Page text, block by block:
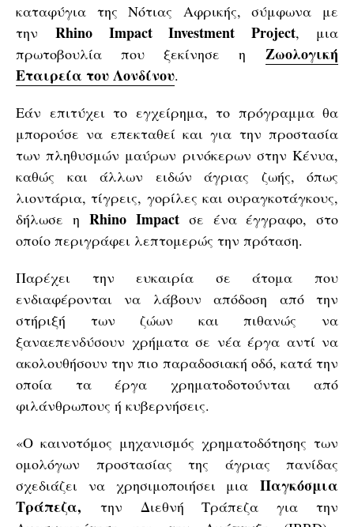
καταφύγια της Νότιας Αφρικής, σύμφωνα με
την Rhino Impact Investment Project, μια
πρωτοβουλία που ξεκίνησε η Ζωολογική
Εταιρεία του Λονδίνου.
Εάν επιτύχει το εγχείρημα, το πρόγραμμα θα
μπορούσε να επεκταθεί και για την προστασία
των πληθυσμών μαύρων ρινόκερων στην Κένυα,
καθώς και άλλων ειδών άγριας ζωής, όπως
λιοντάρια, τίγρεις, γορίλες και ουραγκοτάγκους,
δήλωσε ηRhino Impactσε ένα έγγραφο, στο
οποίο περιγράφει λεπτομερώς την πρόταση.
Παρέχει την ευκαιρία σε άτομα που
ενδιαφέρονται να λάβουν απόδοση από την
στήριξή των ζώων και πιθανώς να
ξαναεπενδύσουν χρήματα σε νέα έργα αντί να
ακολουθήσουν την πιο παραδοσιακή οδό, κατά την
οποία τα έργα χρηματοδοτούνται από
φιλάνθρωπους ή κυβερνήσεις.
«Ο καινοτόμος μηχανισμός χρηματοδότησης των
ομολόγων προστασίας της άγριας πανίδας
σχεδιάζει να χρησιμοποιήσει μια Παγκόσμια
Τράπεζα, την Διεθνή Τράπεζα για την